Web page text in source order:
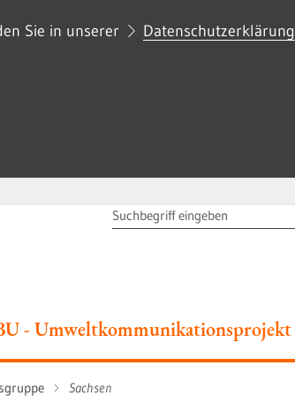
Sie in unserer Datenschutzerklärung
SUCHBEGRIFF
- Umweltkommunikationsprojekt
Sachsen